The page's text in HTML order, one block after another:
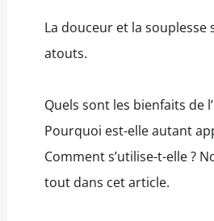
La douceur et la souplesse
atouts.
Quels sont les bienfaits de
Pourquoi est-elle autant
Comment s’utilise-t-elle ?
tout dans cet article.